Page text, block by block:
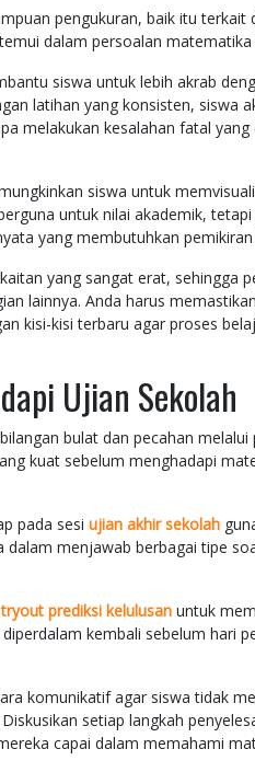
pengukuran, baik itu terkait
dalam persoalan matematika
siswa untuk lebih akrab
latihan yang konsisten, siswa
melakukan kesalahan fatal
siswa untuk
untuk nilai akademik,
yang membutuhkan
yang sangat erat, sehingga
lainnya. Anda harus
kisi-kisi terbaru agar proses
Ujian Sekolah
bulat dan pecahan melalui
kuat sebelum menghadapi
pada sesi ujian akhir sekolah
menjawab berbagai tipe
tryout prediksi kelulusan untuk
kembali sebelum hari
komunikatif agar siswa tidak
setiap langkah
capai dalam memahami